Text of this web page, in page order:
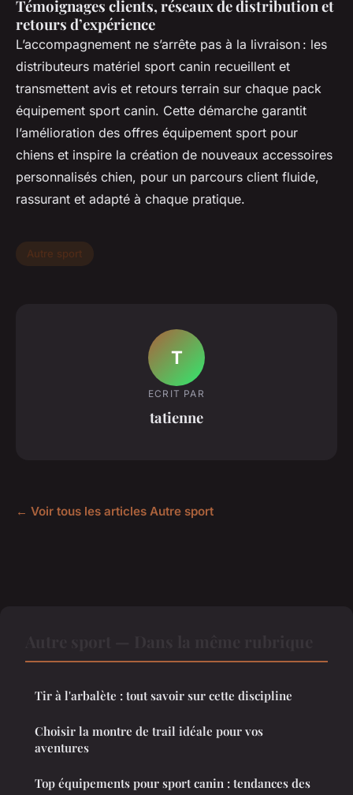
Témoignages clients, réseaux de distribution et
retours d’expérience
L’accompagnement ne s’arrête pas à la livraison : les
distributeurs matériel sport canin recueillent et
transmettent avis et retours terrain sur chaque pack
équipement sport canin. Cette démarche garantit
l’amélioration des offres équipement sport pour
chiens et inspire la création de nouveaux accessoires
personnalisés chien, pour un parcours client fluide,
rassurant et adapté à chaque pratique.
Autre sport
T
ECRIT PAR
tatienne
← Voir tous les articles Autre sport
Tir à l'arbalète : tout savoir sur cette discipline
Choisir la montre de trail idéale pour vos
aventures
Top équipements pour sport canin : tendances des